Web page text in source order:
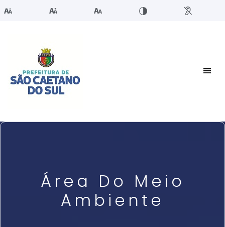
Área Do Meio
Ambiente